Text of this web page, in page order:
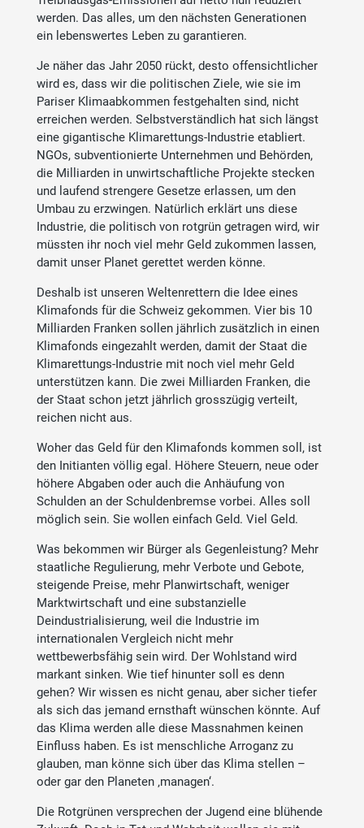
werden. Das alles, um den nächsten Generationen
ein lebenswertes Leben zu garantieren.
Je näher das Jahr 2050 rückt, desto offensichtlicher
wird es, dass wir die politischen Ziele, wie sie im
Pariser Klimaabkommen festgehalten sind, nicht
erreichen werden. Selbstverständlich hat sich längst
eine gigantische Klimarettungs-Industrie etabliert.
NGOs, subventionierte Unternehmen und Behörden,
die Milliarden in unwirtschaftliche Projekte stecken
und laufend strengere Gesetze erlassen, um den
Umbau zu erzwingen. Natürlich erklärt uns diese
Industrie, die politisch von rotgrün getragen wird, wir
müssten ihr noch viel mehr Geld zukommen lassen,
damit unser Planet gerettet werden könne.
Deshalb ist unseren Weltenrettern die Idee eines
Klimafonds für die Schweiz gekommen. Vier bis 10
Milliarden Franken sollen jährlich zusätzlich in einen
Klimafonds eingezahlt werden, damit der Staat die
Klimarettungs-Industrie mit noch viel mehr Geld
unterstützen kann. Die zwei Milliarden Franken, die
der Staat schon jetzt jährlich grosszügig verteilt,
reichen nicht aus.
Woher das Geld für den Klimafonds kommen soll, ist
den Initianten völlig egal. Höhere Steuern, neue oder
höhere Abgaben oder auch die Anhäufung von
Schulden an der Schuldenbremse vorbei. Alles soll
möglich sein. Sie wollen einfach Geld. Viel Geld.
Was bekommen wir Bürger als Gegenleistung? Mehr
staatliche Regulierung, mehr Verbote und Gebote,
steigende Preise, mehr Planwirtschaft, weniger
Marktwirtschaft und eine substanzielle
Deindustrialisierung, weil die Industrie im
internationalen Vergleich nicht mehr
wettbewerbsfähig sein wird. Der Wohlstand wird
markant sinken. Wie tief hinunter soll es denn
gehen? Wir wissen es nicht genau, aber sicher tiefer
als sich das jemand ernsthaft wünschen könnte. Auf
das Klima werden alle diese Massnahmen keinen
Einfluss haben. Es ist menschliche Arroganz zu
glauben, man könne sich über das Klima stellen –
oder gar den Planeten ‚managen‘.
Die Rotgrünen versprechen der Jugend eine blühende